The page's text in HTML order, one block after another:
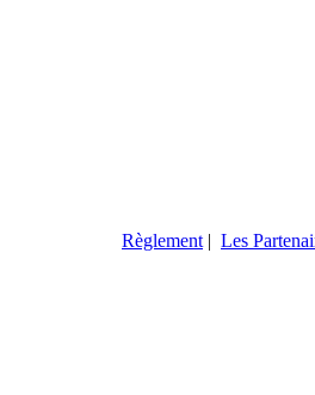
Règlement | Les